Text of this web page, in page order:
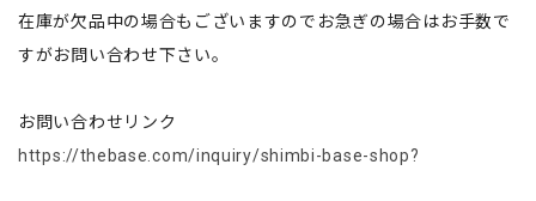
在庫が欠品中の場合もございますのでお急ぎの場合はお手数で
すがお問い合わせ下さい。
お問い合わせリンク
https://thebase.com/inquiry/shimbi-base-shop?